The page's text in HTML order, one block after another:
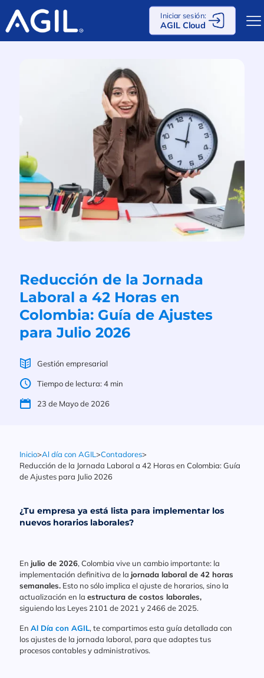
Iniciar sesión:
AGIL Cloud
Reducción de la Jornada
Laboral a 42 Horas en
Colombia: Guía de Ajustes
para Julio 2026
Gestión empresarial
Tiempo de lectura: 4 min
23 de Mayo de 2026
Inicio>Al día con AGIL>Contadores>
Reducción de la Jornada Laboral a 42 Horas en Colombia: Guía
de Ajustes para Julio 2026
¿Tu empresa ya está lista para implementar los
nuevos horarios laborales?
En julio de 2026, Colombia vive un cambio importante: la
implementación definitiva de la jornada laboral de 42 horas
semanales. Esto no sólo implica el ajuste de horarios, sino la
actualización en la estructura de costos laborales,
siguiendo las Leyes 2101 de 2021 y 2466 de 2025.
En Al Día con AGIL, te compartimos esta guía detallada con
los ajustes de la jornada laboral, para que adaptes tus
procesos contables y administrativos.